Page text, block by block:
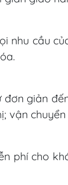
nhu cầu
đơn giản
vận
phí cho